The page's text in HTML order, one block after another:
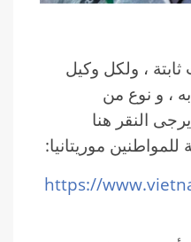
، ولكل وكيل
، و نوع من
النقر هنا
موريتانيا:
https://